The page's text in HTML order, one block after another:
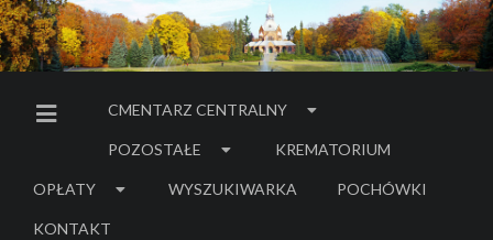
MENU BOCZNE
CMENTARZ CENTRALNY
POZOSTAŁE KREMATORIUM
OPŁATY WYSZUKIWARKA POCHÓWKI
- LINK DO SERWISU
KONTAKT